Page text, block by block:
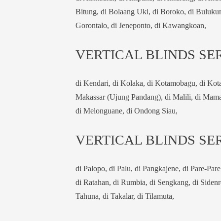
Bitung, di Bolaang Uki, di Boroko, di
Gorontalo, di Jeneponto, di Kawangkoan,
VERTICAL BLINDS
di Kendari, di Kolaka, di Kotamobagu, di
Makassar (Ujung Pandang), di Malili, di
di Melonguane, di Ondong Siau,
VERTICAL BLINDS
di Palopo, di Palu, di Pangkajene, di Pare-
di Ratahan, di Rumbia, di Sengkang, di
Tahuna, di Takalar, di Tilamuta,